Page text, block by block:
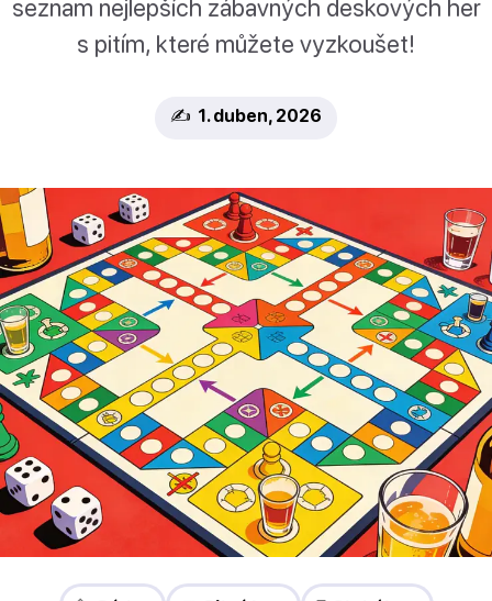
seznam nejlepších zábavných deskových her
s pitím, které můžete vyzkoušet!
✍️ 1. duben, 2026